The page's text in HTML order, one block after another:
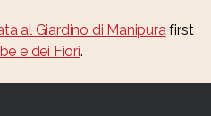
al Giardino di Manipurafirst
e dei Fiori.